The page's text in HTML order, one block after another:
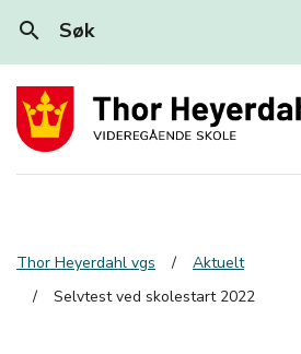
search Søk
Thor Heyerdahl vgs
Aktuelt
Selvtest ved skolestart 2022